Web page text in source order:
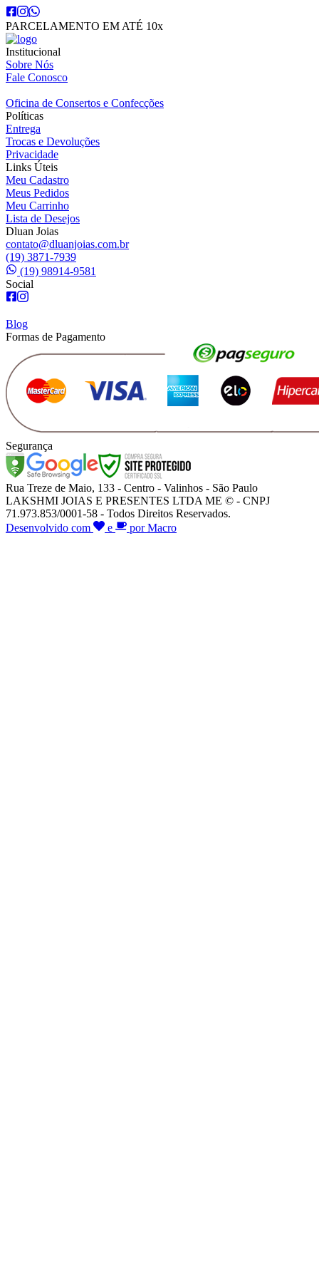
PARCELAMENTO EM ATÉ 10x
Institucional
Sobre Nós
Fale Conosco
Oficina de Consertos e Confecções
Políticas
Entrega
Trocas e Devoluções
Privacidade
Links Úteis
Meu Cadastro
Meus Pedidos
Meu Carrinho
Lista de Desejos
Dluan Joias
contato@dluanjoias.com.br
(19) 3871-7939
(19) 98914-9581
Social
Blog
Formas de Pagamento
Segurança
Rua Treze de Maio, 133 - Centro - Valinhos - São Paulo
LAKSHMI JOIAS E PRESENTES LTDA ME © - CNPJ
71.973.853/0001-58 - Todos Direitos Reservados.
Desenvolvido com
e por Macro